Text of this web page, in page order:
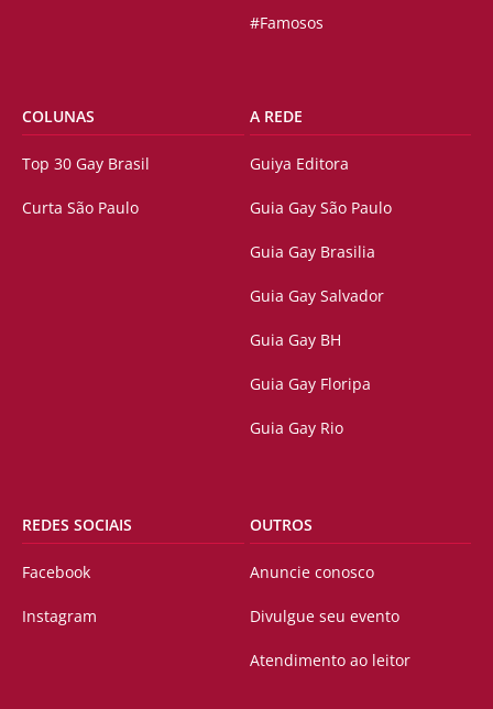
#Famosos
COLUNAS
Top 30 Gay Brasil
Curta São Paulo
A REDE
Guiya Editora
Guia Gay São Paulo
Guia Gay Brasilia
Guia Gay Salvador
Guia Gay BH
Guia Gay Floripa
Guia Gay Rio
REDES SOCIAIS
Facebook
Instagram
OUTROS
Anuncie conosco
Divulgue seu evento
Atendimento ao leitor